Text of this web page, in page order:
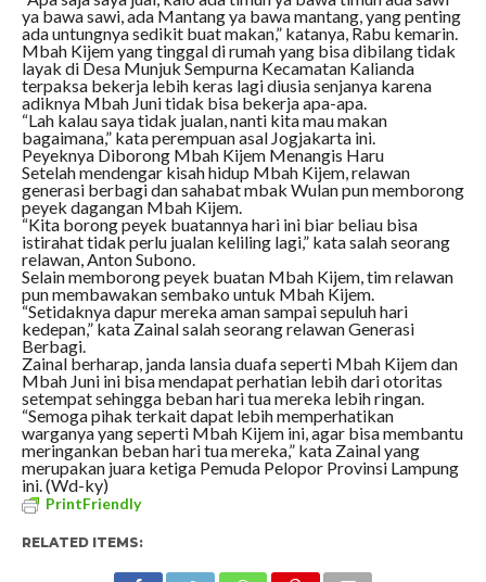
ya bawa sawi, ada Mantang ya bawa mantang, yang penting
ada untungnya sedikit buat makan,” katanya, Rabu kemarin.
Mbah Kijem yang tinggal di rumah yang bisa dibilang tidak
layak di Desa Munjuk Sempurna Kecamatan Kalianda
terpaksa bekerja lebih keras lagi diusia senjanya karena
adiknya Mbah Juni tidak bisa bekerja apa-apa.
“Lah kalau saya tidak jualan, nanti kita mau makan
bagaimana,” kata perempuan asal Jogjakarta ini.
Peyeknya Diborong Mbah Kijem Menangis Haru
Setelah mendengar kisah hidup Mbah Kijem, relawan
generasi berbagi dan sahabat mbak Wulan pun memborong
peyek dagangan Mbah Kijem.
“Kita borong peyek buatannya hari ini biar beliau bisa
istirahat tidak perlu jualan keliling lagi,” kata salah seorang
relawan, Anton Subono.
Selain memborong peyek buatan Mbah Kijem, tim relawan
pun membawakan sembako untuk Mbah Kijem.
“Setidaknya dapur mereka aman sampai sepuluh hari
kedepan,” kata Zainal salah seorang relawan Generasi
Berbagi.
Zainal berharap, janda lansia duafa seperti Mbah Kijem dan
Mbah Juni ini bisa mendapat perhatian lebih dari otoritas
setempat sehingga beban hari tua mereka lebih ringan.
“Semoga pihak terkait dapat lebih memperhatikan
warganya yang seperti Mbah Kijem ini, agar bisa membantu
meringankan beban hari tua mereka,” kata Zainal yang
merupakan juara ketiga Pemuda Pelopor Provinsi Lampung
ini. (Wd-ky)
PrintFriendly
RELATED ITEMS: